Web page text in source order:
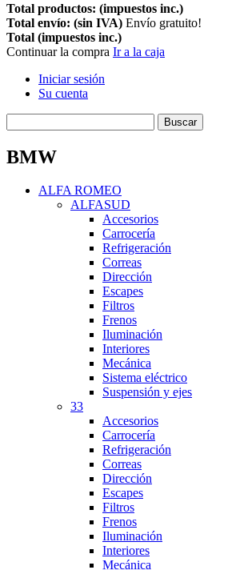
Total productos: (impuestos inc.)
Total envío: (sin IVA) Envío gratuito!
Total (impuestos inc.)
Continuar la compra Ir a la caja
Iniciar sesión
Su cuenta
Buscar
BMW
ALFA ROMEO
ALFASUD
Accesorios
Carrocería
Refrigeración
Correas
Dirección
Escapes
Filtros
Frenos
Iluminación
Interiores
Mecánica
Sistema eléctrico
Suspensión y ejes
33
Accesorios
Carrocería
Refrigeración
Correas
Dirección
Escapes
Filtros
Frenos
Iluminación
Interiores
Mecánica